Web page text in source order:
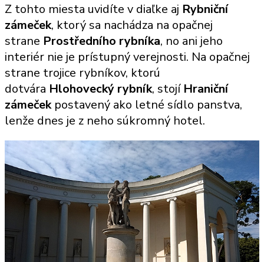
Z tohto miesta uvidíte v diaľke aj Rybniční
zámeček, ktorý sa nachádza na opačnej
strane Prostředního rybníka, no ani jeho
interiér nie je prístupný verejnosti. Na opačnej
strane trojice rybníkov, ktorú
dotvára Hlohovecký rybník, stojí Hraniční
zámečekpostavený ako letné sídlo panstva,
lenže dnes je z neho súkromný hotel.